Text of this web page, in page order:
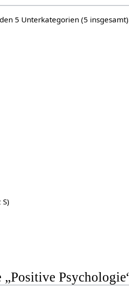
5 Unterkategorien (5
S)